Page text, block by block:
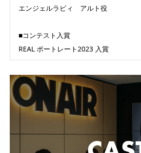
エンジェルラビィ アルト役
■コンテスト入賞
REAL ポートレート2023 入賞